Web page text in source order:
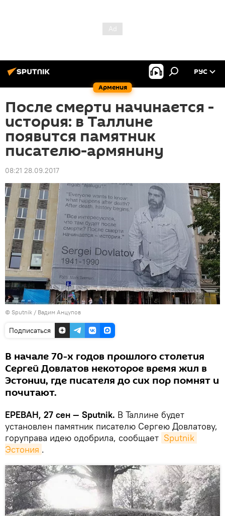
Армения
РУС
После смерти начинается -
история: в Таллине
появится памятник
писателю-армянину
08:21 28.09.2017
© Sputnik / Вадим Анцупов
Подписаться
В начале 70-х годов прошлого столетия
Сергей Довлатов некоторое время жил в
Эстонии, где писателя до сих пор помнят и
почитают.
ЕРЕВАН, 27 сен — Sputnik. В Таллине будет
установлен памятник писателю Сергею Довлатову,
горуправа идею одобрила, сообщает Sputnik
Эстония .